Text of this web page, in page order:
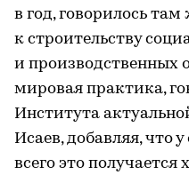
в год, говорилось
к строительству
и производственных
мировая практика,
Института
Исаев, добавляя, что
всего это получается